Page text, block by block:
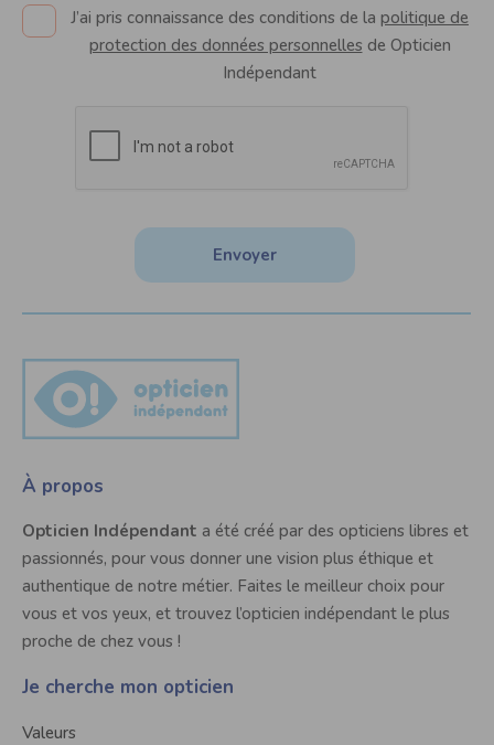
J’ai pris connaissance des conditions de la politique de
protection des données personnelles de Opticien
Indépendant
Envoyer
À propos
Opticien Indépendant a été créé par des opticiens libres et
passionnés, pour vous donner une vision plus éthique et
authentique de notre métier. Faites le meilleur choix pour
vous et vos yeux, et trouvez l’opticien indépendant le plus
proche de chez vous !
Je cherche mon opticien
Valeurs